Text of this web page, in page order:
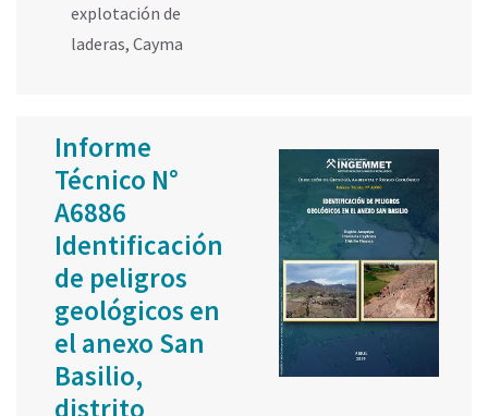
explotación de
laderas, Cayma
Informe
Técnico N°
A6886
Identificación
de peligros
geológicos en
el anexo San
Basilio,
distrito